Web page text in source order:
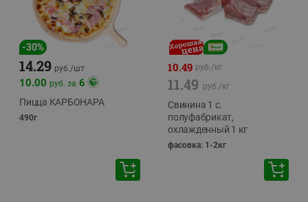
-30%
14.29 руб./шт
10.00 руб. за 6
Пицца КАРБОНАРА
490г
10.49 руб./кг
11.49 руб./кг
Свинина 1 с.
полуфабрикат,
охлажденный 1 кг
фасовка: 1-2кг